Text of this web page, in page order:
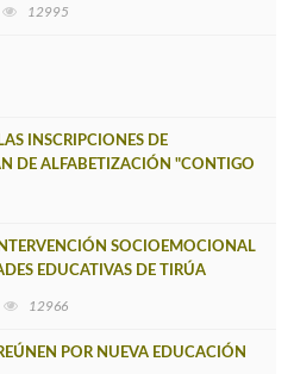
12995
INSCRIPCIONES DE
DE ALFABETIZACIÓN "CONTIGO
SOCIOEMOCIONAL
EDUCATIVAS DE TIRÚA
12966
POR NUEVA EDUCACIÓN